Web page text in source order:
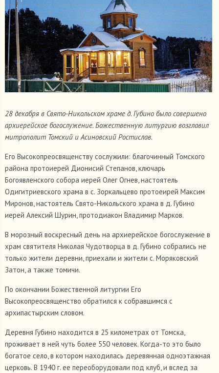
28 декабря в Свято-Никольском храме д. Губино было совершено
архиерейское богослужение. Божественную литургию возглавил
митрополит Томский и Асиновский Ростислав.
Его Высокопреосвященству сослужили: благочинный Томского
района протоиерей Дионисий Степанов, ключарь
Богоявленского собора иерей Олег Огнев, настоятель
Одигитриевского храма в с. Зоркальцево протоеирей Максим
Миронов, настоятель Свято-Никольского храма в д. Губино
иерей Алексий Шурин, протодиакон Владимир Марков.
В морозный воскресный день на архиерейское богослужение в
храм святителя Николая Чудотворца в д. Губино собрались не
только жители деревни, приехали и жители с. Моряковский
Затон, а также томичи.
По окончании Божественной литургии Его
Высокопреосвященство обратился к собравшимся с
архипастырским словом.
Деревня Губино находится в 25 километрах от Томска,
проживает в ней чуть более 550 человек. Когда-то это было
богатое село, в котором находилась деревянная одноэтажная
церковь. В 1940 г. ее переоборудовали под клуб, и вслед за